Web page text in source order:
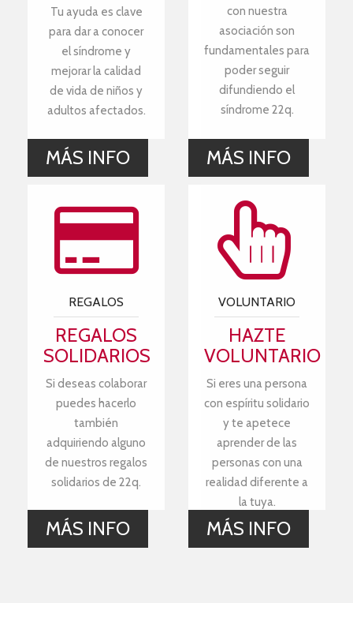
Tu ayuda es clave
para dar a conocer
el síndrome y
mejorar la calidad
de vida de niños y
adultos afectados.
MÁS INFO
con nuestra
asociación son
fundamentales para
poder seguir
difundiendo el
síndrome 22q.
MÁS INFO
REGALOS
REGALOS
SOLIDARIOS
Si deseas colaborar
puedes hacerlo
también
adquiriendo alguno
de nuestros regalos
solidarios de 22q.
MÁS INFO
VOLUNTARIO
HAZTE
VOLUNTARIO
Si eres una persona
con espíritu solidario
y te apetece
aprender de las
personas con una
realidad diferente a
la tuya.
MÁS INFO